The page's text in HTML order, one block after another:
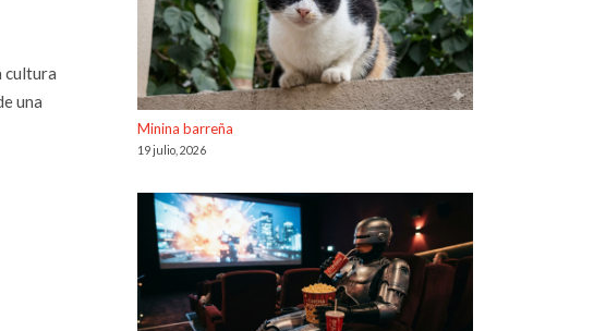
cultura
una
Minina barreña
19 julio, 2026